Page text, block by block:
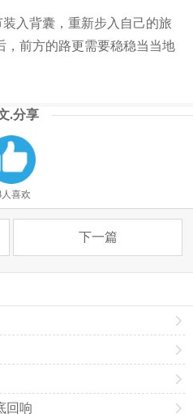
入背囊，重新步入自己的旅
，前方的路更需要稳稳当当地
.分享
人喜欢
下一篇
回响